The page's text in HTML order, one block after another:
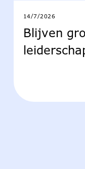
14/7/2026
Blijven